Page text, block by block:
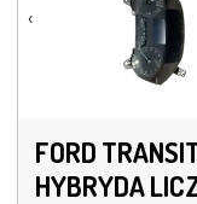
‹
FORD
HYBRYDA